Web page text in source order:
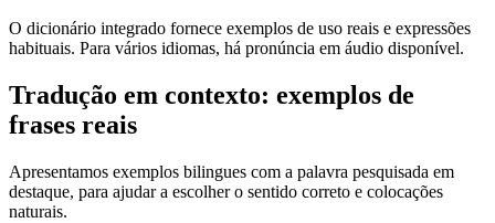
O dicionário integrado fornece exemplos de uso reais e expressões
habituais. Para vários idiomas, há pronúncia em áudio disponível.
Tradução em contexto: exemplos de
frases reais
Apresentamos exemplos bilingues com a palavra pesquisada em
destaque, para ajudar a escolher o sentido correto e colocações
naturais.